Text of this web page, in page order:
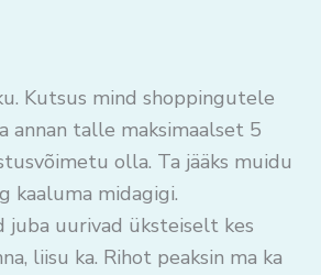
Kutsus mind shoppingutele
annan talle maksimaalset 5
olla. Ta jääks muidu
kaaluma midagigi.
juba uurivad üksteiselt kes
liisu ka. Rihot peaksin ma ka